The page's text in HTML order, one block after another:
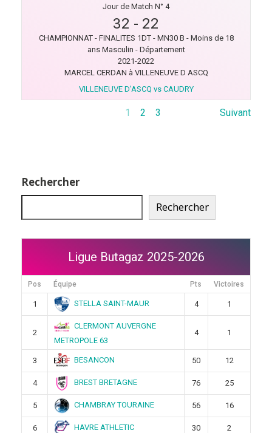
Jour de Match N° 4
32 - 22
CHAMPIONNAT - FINALITES 1DT - MN30 B - Moins de 18
ans Masculin - Département
2021-2022
MARCEL CERDAN à VILLENEUVE D ASCQ
VILLENEUVE D’ASCQ vs CAUDRY
1 2 3 Suivant
Rechercher
Rechercher
Ligue Butagaz 2025-2026
Pos Équipe Pts Victoires
1 STELLA SAINT-MAUR 4 1
2
CLERMONT AUVERGNE
METROPOLE 63
4 1
3 BESANCON 50 12
4 BREST BRETAGNE 76 25
5 CHAMBRAY TOURAINE 56 16
6 HAVRE ATHLETIC 30 2